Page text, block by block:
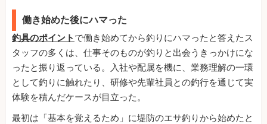
働き始めた後にハマった
釣具のポイント で働き始めてから釣りにハマったと答えたス
タッフの多くは、仕事そのものが釣りと出会うきっかけにな
ったと振り返っている。入社や配属を機に、業務理解の一環
として釣りに触れたり、研修や先輩社員との釣行を通じて実
体験を積んだケースが目立った。
最初は「基本を覚えるため」に堤防のエサ釣りから始めたと